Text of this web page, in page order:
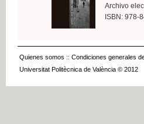
Archivo
ISBN: 978-
Quienes somos :: Condiciones generales
Universitat Politècnica de València © 2012